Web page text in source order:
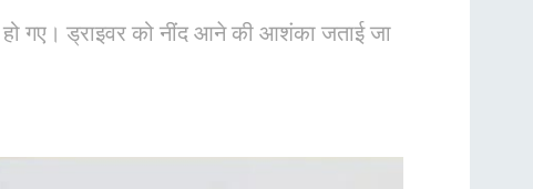
गए। ड्राइवर को नींद आने की आशंका जताई जा